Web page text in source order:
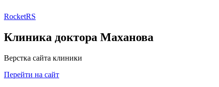
RocketRS
Клиника доктора Маханова
Верстка сайта клиники
Перейти на сайт